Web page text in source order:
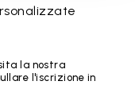
la nostra
l'iscrizione in